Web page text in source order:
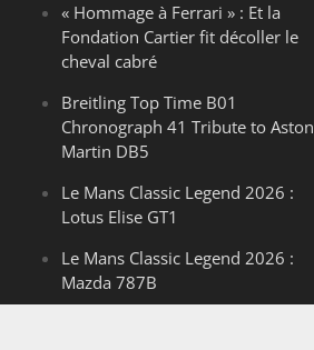
« Hommage à Ferrari » : Et la
Fondation Cartier fit décoller le
cheval cabré
Breitling Top Time B01
Chronograph 41 Tribute to Aston
Martin DB5
Le Mans Classic Legend 2026 :
Lotus Elise GT1
Le Mans Classic Legend 2026 :
Mazda 787B